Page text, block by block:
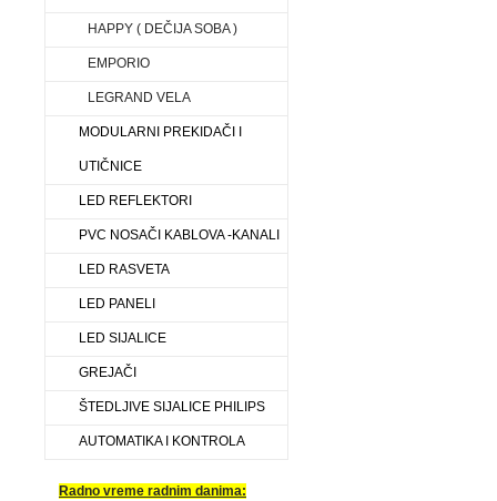
HAPPY ( DEČIJA SOBA )
EMPORIO
LEGRAND VELA
MODULARNI PREKIDAČI I
UTIČNICE
LED REFLEKTORI
PVC NOSAČI KABLOVA -KANALI
LED RASVETA
LED PANELI
LED SIJALICE
GREJAČI
ŠTEDLJIVE SIJALICE PHILIPS
AUTOMATIKA I KONTROLA
Radno vreme radnim danima: